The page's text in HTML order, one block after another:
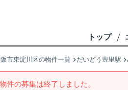
トップ
市東淀川区の物件一覧 だいどう豊里駅
件の募集は終了しました。